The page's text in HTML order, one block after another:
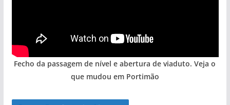
Fecho da passagem de nível e abertura de viaduto. Veja o
que mudou em Portimão